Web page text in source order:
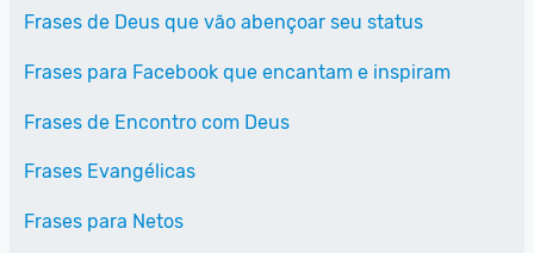
Frases de Deus que vão abençoar seu status
Frases para Facebook que encantam e inspiram
Frases de Encontro com Deus
Frases Evangélicas
Frases para Netos